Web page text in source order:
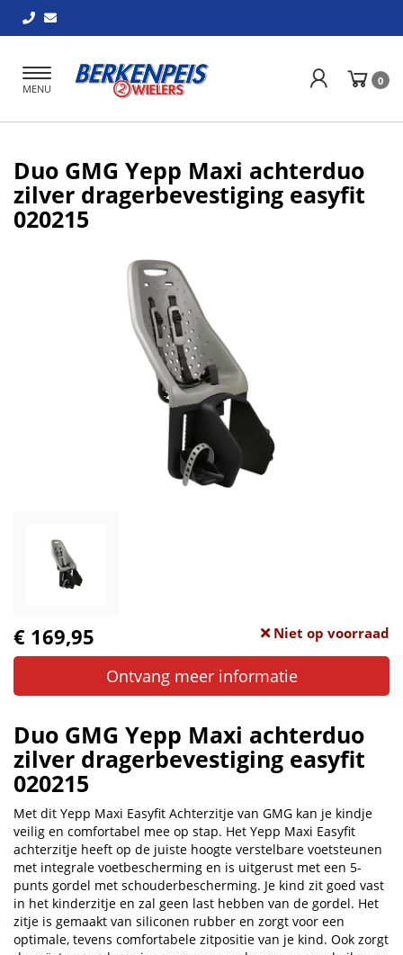
Toggle
navigation
MENU
0
Duo GMG Yepp Maxi achterduo
zilver dragerbevestiging easyfit
020215
€ 169,95 Niet op voorraad
Ontvang meer informatie
Duo GMG Yepp Maxi achterduo
zilver dragerbevestiging easyfit
020215
Met dit Yepp Maxi Easyfit Achterzitje van GMG kan je kindje
veilig en comfortabel mee op stap. Het Yepp Maxi Easyfit
achterzitje heeft op de juiste hoogte verstelbare voetsteunen
met integrale voetbescherming en is uitgerust met een 5-
punts gordel met schouderbescherming. Je kind zit goed vast
in het kinderzitje en zal geen last hebben van de gordel. Het
zitje is gemaakt van siliconen rubber en zorgt voor een
optimale, tevens comfortabele zitpositie van je kind. Ook zorgt